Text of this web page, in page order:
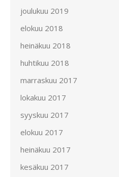
joulukuu 2019
elokuu 2018
heinäkuu 2018
huhtikuu 2018
marraskuu 2017
lokakuu 2017
syyskuu 2017
elokuu 2017
heinäkuu 2017
kesäkuu 2017